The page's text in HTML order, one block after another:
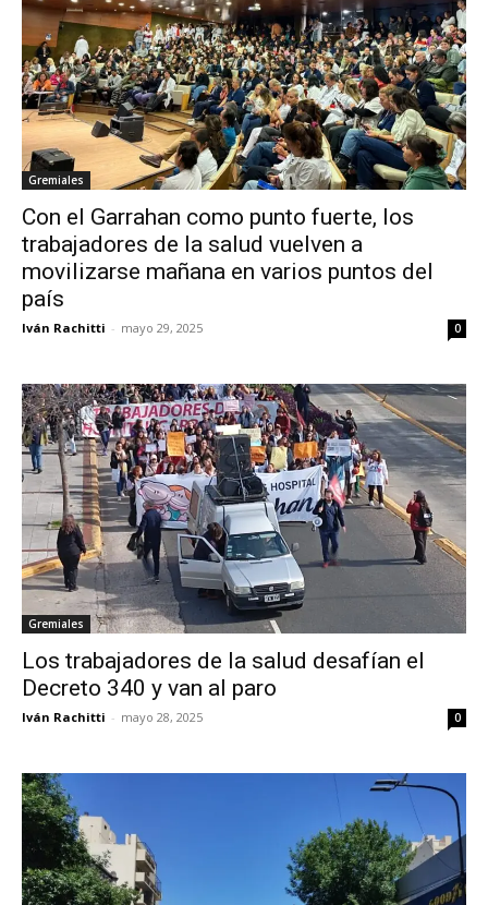
Gremiales
Con el Garrahan como punto fuerte, los
trabajadores de la salud vuelven a
movilizarse mañana en varios puntos del
país
Iván Rachitti - mayo 29, 2025 0
Gremiales
Los trabajadores de la salud desafían el
Decreto 340 y van al paro
Iván Rachitti - mayo 28, 2025 0